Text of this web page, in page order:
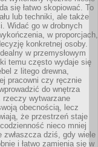
się łatwo skopiować. To
lub techniki, ale także
Widać go w drobnych
w proporcjach,
konkretnej osoby.
w przemysłowym
temu często wydaje się
z litego drewna,
pracowni czy ręcznie
do wnętrza
rzeczy wytwarzane
obecnością, lecz
że przestrzeń staje
nieco mniej
zwłaszcza dziś, gdy wiele
i łatwo zamienia się w